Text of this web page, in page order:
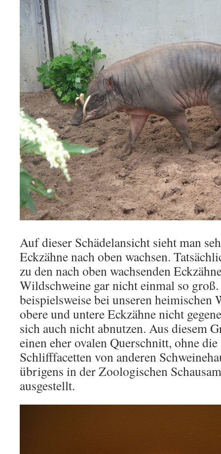
Auf dieser Schädelansicht sieht man
Eckzähne nach oben wachsen.
zu den nach oben wachsenden
Wildschweine gar nicht einmal so
beispielsweise bei unseren heimischen
obere und untere Eckzähne nicht
sich auch nicht abnutzen. Aus diesem
einen eher ovalen Querschnitt, ohne
Schlifffacetten von anderen
übrigens in der Zoologischen
ausgestellt.